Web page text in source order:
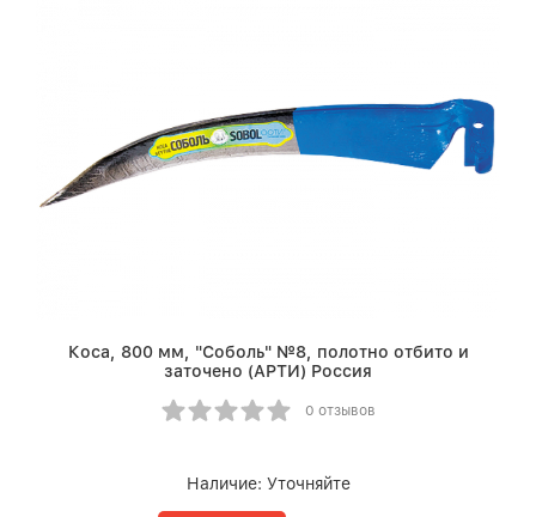
Коса, 800 мм, "Соболь" №8, полотно отбито и
заточено (АРТИ) Россия
0 отзывов
Наличие: Уточняйте